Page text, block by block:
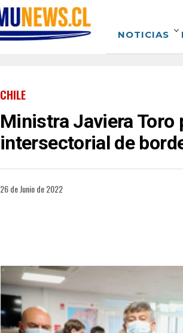
NOTICIAS
CHILE
Ministra Javiera
intersectorial de
26 de Junio de 2022